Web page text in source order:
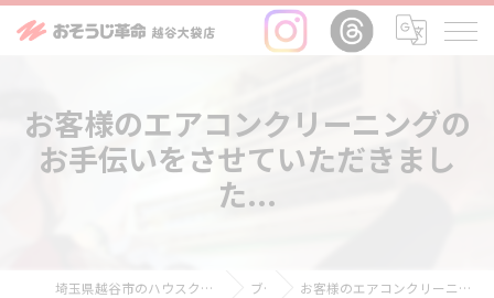
お客様のエアコンクリーニングの
お手伝いをさせていただきまし
た...
埼玉県越谷市のハウスクリーニングならおそうじ革命越谷大袋店 ブログ お客様のエアコンクリーニングのお手伝いをさせていただきました...